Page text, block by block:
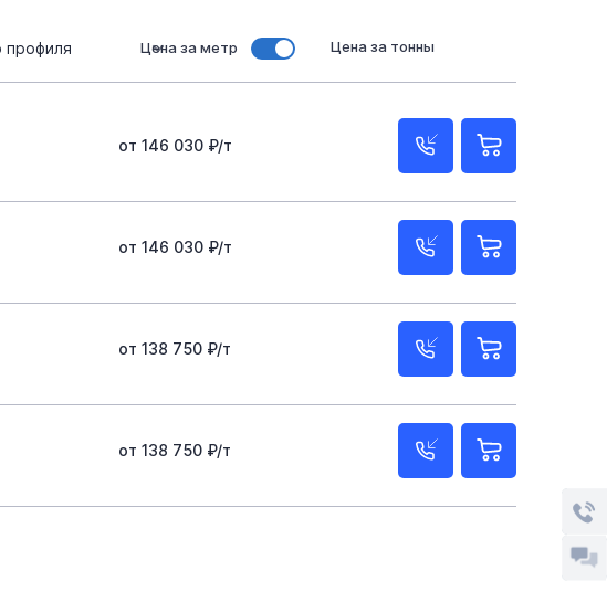
Цена за метр Цена за тонны
от 146 030 ₽/т
от 146 030 ₽/т
от 138 750 ₽/т
от 138 750 ₽/т